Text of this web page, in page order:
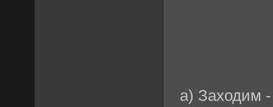
а) Заходим